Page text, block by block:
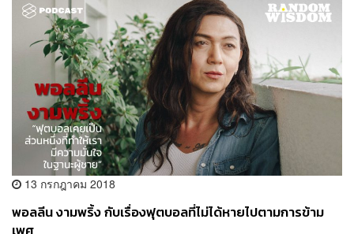
13 กรกฎาคม 2018
พอลลีน งามพริ้ง กับเรื่องฟุตบอลที่ไม่ได้หายไปตามการข้าม